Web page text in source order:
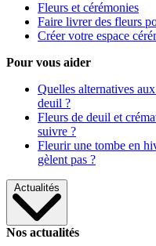
Fleurs et cérémonies
Faire livrer des fleurs
Créer votre espace
Pour vous aider
Quelles alternatives
deuil ?
Fleurs de deuil et
suivre ?
Fleurir une tombe en
gèlent pas ?
Actualités
Nos actualités